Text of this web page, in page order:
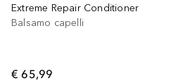
Extreme Repair Conditioner
Balsamo capelli
€ 65,99